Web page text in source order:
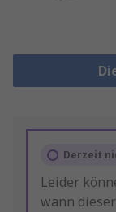
Derzeit
Leider
wann